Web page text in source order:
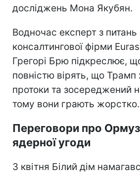
досліджень Мона Якубян.
Водночас експерт з питань
консалтингової фірми
Грегорі Брю підкреслює,
повністю вірять, що Трамп
протоки та зосереджений
тому вони грають жорстко.
Переговори про Ормуз
ядерної угоди
З квітня Білий дім